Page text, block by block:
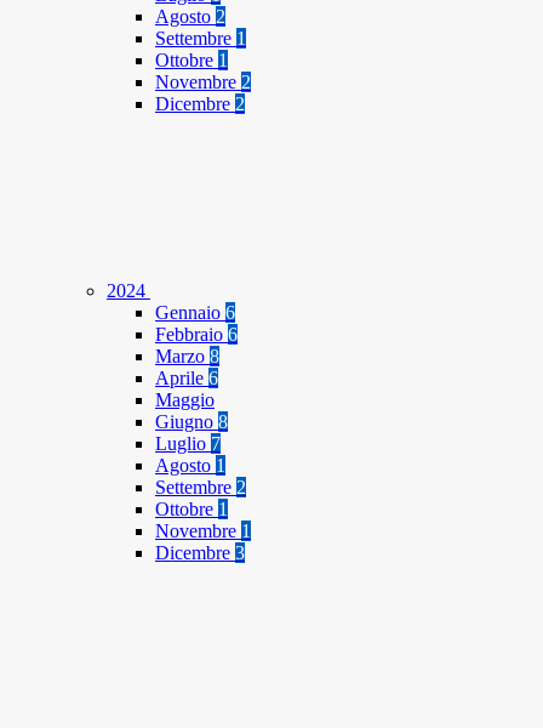
Agosto 2
Settembre 1
Ottobre 1
Novembre 2
Dicembre 2
2024
Gennaio 6
Febbraio 6
Marzo 8
Aprile 6
Maggio
Giugno 8
Luglio 7
Agosto 1
Settembre 2
Ottobre 1
Novembre 1
Dicembre 3